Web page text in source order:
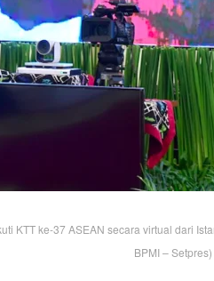
KTT ke-37 ASEAN secara virtual dari
BPMI – Setpres)